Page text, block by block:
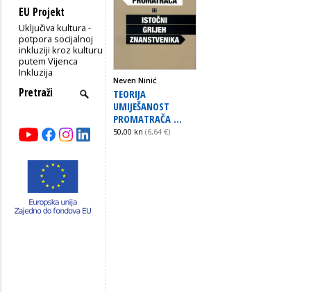
EU Projekt
Uključiva kultura -
potpora socijalnoj
inkluziji kroz kulturu
putem Vijenca
Inkluzija
Neven Ninić
TEORIJA
UMIJEŠANOST
PROMATRAČA ...
50,00 kn (6,64 €)